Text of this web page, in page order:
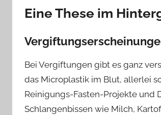
Eine These im
Bei Vergiftungen gibt es ganz
das Microplastik im Blut, allerlei
Reinigungs-Fasten-Projekte und
Schlangenbissen wie Milch,